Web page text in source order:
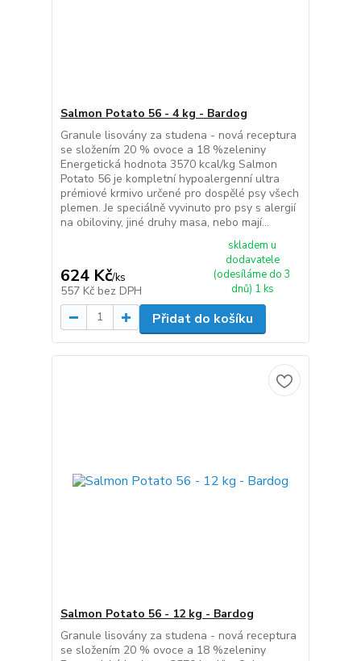
Salmon Potato 56 - 4 kg - Bardog
Granule lisovány za studena - nová receptura
se složením 20 % ovoce a 18 %zeleniny
Energetická hodnota 3570 kcal/kg Salmon
Potato 56 je kompletní hypoalergenní ultra
prémiové krmivo určené pro dospělé psy všech
plemen. Je speciálně vyvinuto pro psy s alergií
na obiloviny, jiné druhy masa, nebo mají...
624 Kč/ks
557 Kč bez DPH
skladem u
dodavatele
(odesíláme do 3
dnů) 1 ks
Přidat do košíku
Salmon Potato 56 - 12 kg - Bardog
Granule lisovány za studena - nová receptura
se složením 20 % ovoce a 18 %zeleniny